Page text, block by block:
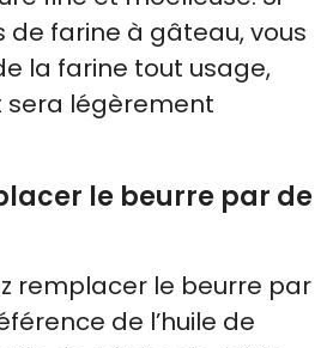
de farine à gâteau, vous
la farine tout usage,
sera légèrement
le beurre par de
remplacer le beurre par
de l’huile de